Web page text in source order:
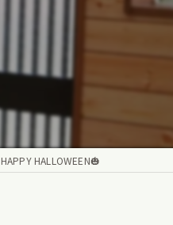
HAPPY HALLOWEEN🎃